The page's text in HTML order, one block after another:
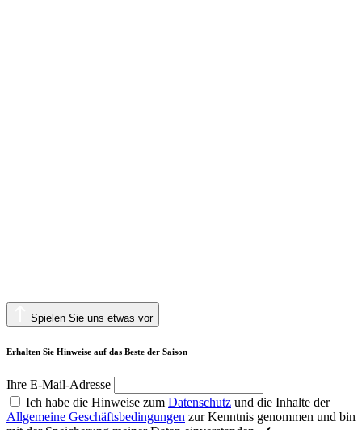
Spielen Sie uns etwas vor
Erhalten Sie Hinweise auf das Beste der Saison
Ihre E-Mail-Adresse
Ich habe die Hinweise zum Datenschutz und die Inhalte der
Allgemeine Geschäftsbedingungen zur Kenntnis genommen und bin